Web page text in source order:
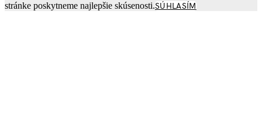
stránke poskytneme najlepšie skúsenosti.SÚHLASÍM